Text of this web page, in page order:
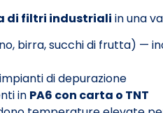
di filtri industriali in una
birra, succhi di frutta) —
di depurazione
in PA6 con carta o TNT